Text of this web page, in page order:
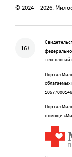
© 2024 – 2026.
16+
Портал
Портал
помощи